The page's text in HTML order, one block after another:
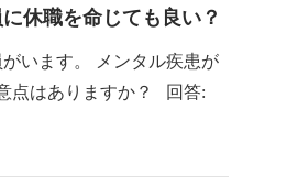
休職を命じても良い？
います。 メンタル疾患が
点はありますか？ 回答: